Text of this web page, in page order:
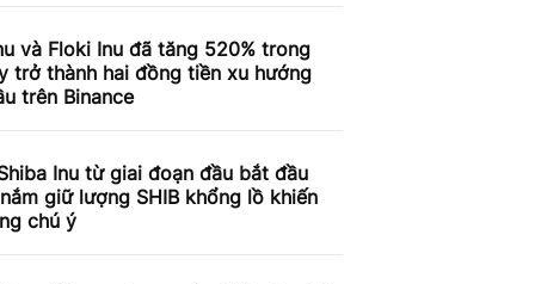
và Floki Inu đã tăng 520% ​​trong
trở thành hai đồng tiền xu hướng
trên Binance
Inu từ giai đoạn đầu bắt đầu
giữ lượng SHIB khổng lồ khiến
chú ý